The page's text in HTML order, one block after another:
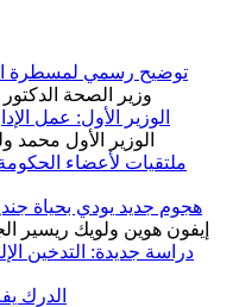
توضيح رسمي لمسطرة
الوزير الأول: عمل
ملتقيات لأعضاء
هجوم جديد يودي بحياة
دراسة جديدة: التدخين
الدرك